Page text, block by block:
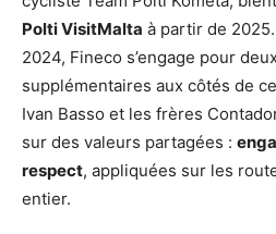
Polti VisitMalta à partir de
2024, Fineco s’engage pour
supplémentaires aux côtés de
Ivan Basso et les frères
sur des valeurs partagées :
respect, appliquées sur les
entier.